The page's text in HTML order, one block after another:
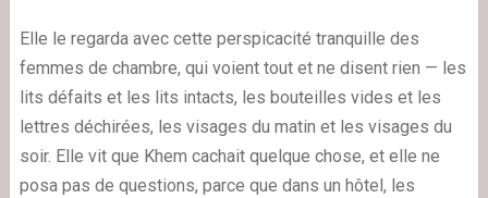
Elle le regarda avec cette perspicacité tranquille des
femmes de chambre, qui voient tout et ne disent rien — les
lits défaits et les lits intacts, les bouteilles vides et les
lettres déchirées, les visages du matin et les visages du
soir. Elle vit que Khem cachait quelque chose, et elle ne
posa pas de questions, parce que dans un hôtel, les